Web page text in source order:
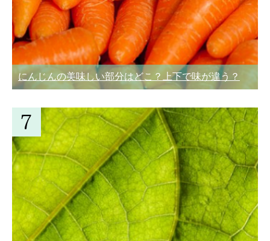
にんじんの美味しい部分はどこ？上下で味が違う？